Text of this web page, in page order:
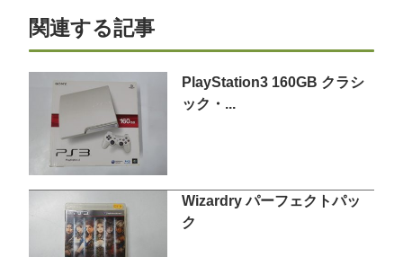
関連する記事
PlayStation3 160GB クラシ
ック・...
Wizardry パーフェクトパッ
ク